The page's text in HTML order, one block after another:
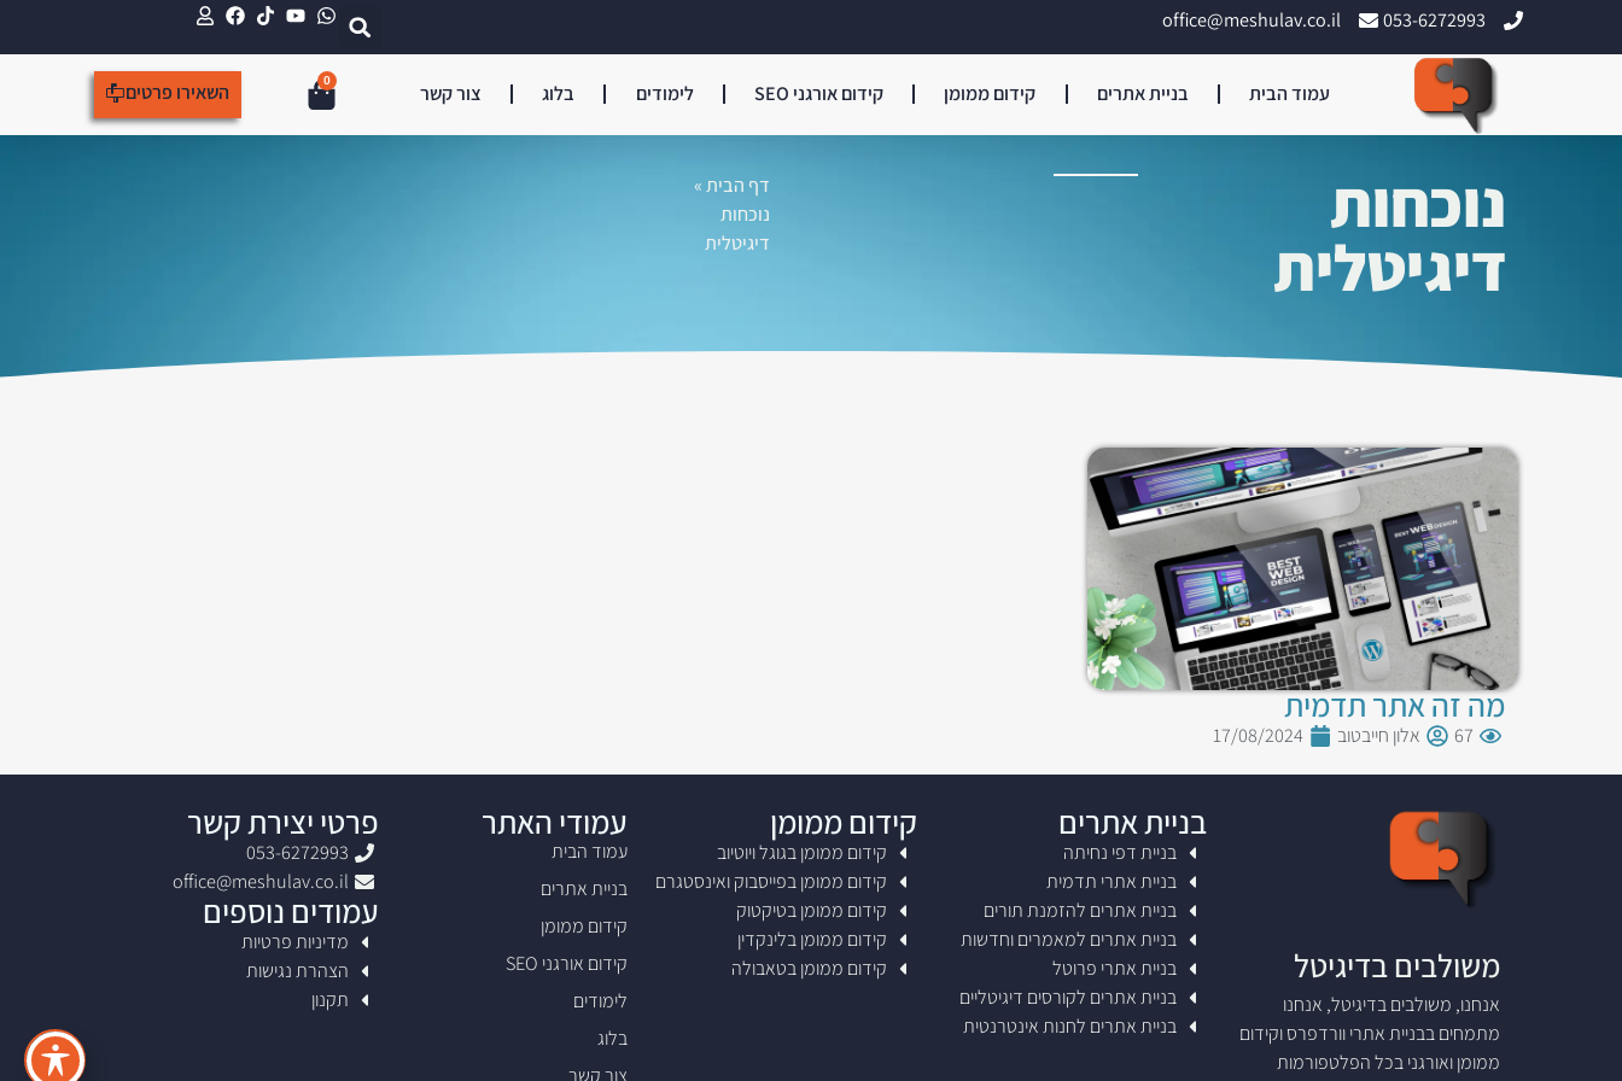
053-6272993
office@meshulav.co.il
עמוד הבית בניית אתרים קידום ממומן קידום אורגני SEO לימודים בלוג צור קשר
0 השאירו פרטים
נוכחות
דיגיטלית
דף הבית»
נוכחות
דיגיטלית
מה זה אתר תדמית
67 אלון חייבטוב 17/08/2024
משולבים בדיגיטל
אנחנו, משולבים בדיגיטל, אנחנו
מתמחים בבניית אתרי וורדפרס וקידום
ממומן ואורגני בכל הפלטפורמות
בניית אתרים
בניית דפי נחיתה
בניית אתרי תדמית
בניית אתרים להזמנת תורים
בניית אתרים למאמרים וחדשות
בניית אתרי פרוטל
בניית אתרים לקורסים דיגיטליים
בניית אתרים לחנות אינטרנטית
קידום ממומן
קידום ממומן בגוגל ויוטיוב
קידום ממומן בפייסבוק ואינסטגרם
קידום ממומן בטיקטוק
קידום ממומן בלינקדין
קידום ממומן בטאבולה
עמודי האתר
עמוד הבית
בניית אתרים
קידום ממומן
קידום אורגני SEO
לימודים
בלוג
צור קשר
פרטי יצירת קשר
053-6272993
office@meshulav.co.il
עמודים נוספים
מדיניות פרטיות
הצהרת נגישות
תקנון